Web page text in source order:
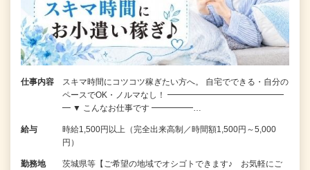
仕事内容
スキマ時間にコツコツ稼ぎたい方へ。 自宅でできる・自分の
ペースでOK・ノルマなし！ ━━━━━━━━━━━━━━
━ ▼ こんなお仕事です ━━━━━…
給与
時給1,500円以上（完全出来高制／時間額1,500円～5,000
円）
勤務地
茨城県等【ご希望の地域でオシゴトできます♪ お気軽にご